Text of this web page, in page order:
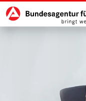
zu den Hauptinhalten